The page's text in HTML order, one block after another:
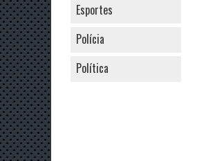
Esportes
Polícia
Política